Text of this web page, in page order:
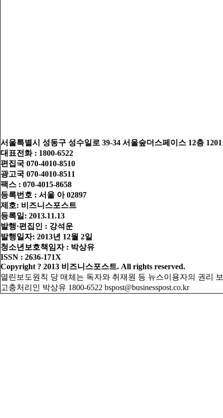
서울특별시 성동구 성수일로 39-34 서울숲더스페이스 12층
대표전화 : 1800-6522
편집국 070-4010-8510
광고국 070-4010-8511
팩스 : 070-4015-8658
등록번호 : 서울 아 02897
제호: 비즈니스포스트
등록일: 2013.11.13
발행·편집인 : 강석운
발행일자: 2013년 12월 2일
청소년보호책임자 : 박상유
ISSN : 2636-171X
Copyright ? 2013 비즈니스포스트. All rights reserved.
열린보도원칙 당 매체는 독자와 취재원 등 뉴스이용자의 권리
고충처리인 박상유 1800-6522 bspost@businesspost.co.kr